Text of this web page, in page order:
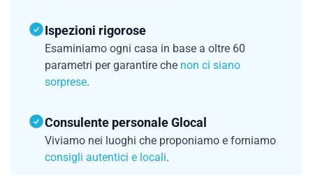
Ispezioni rigorose
Esaminiamo ogni casa in base a oltre 60
parametri per garantire che non ci siano
sorprese.
Consulente personale Glocal
Viviamo nei luoghi che proponiamo e forniamo
consigli autentici e locali.